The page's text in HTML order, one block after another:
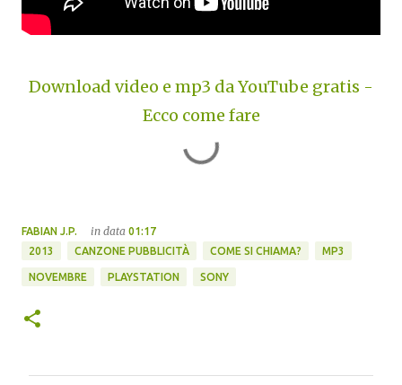
Download video e mp3 da YouTube gratis -
Ecco come fare
FABIAN J.P. in data 01:17
2013
CANZONE PUBBLICITÀ COME SI CHIAMA? MP3
NOVEMBRE PLAYSTATION SONY